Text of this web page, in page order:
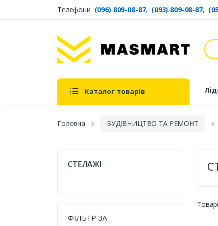
Телефони (096) 809-08-87, (093) 809-08-87,
Masmart
Каталог товарів
Головна БУДІВНИЦТВО ТА РЕМОНТ
СТЕЛАЖІ
ФІЛЬТР ЗА